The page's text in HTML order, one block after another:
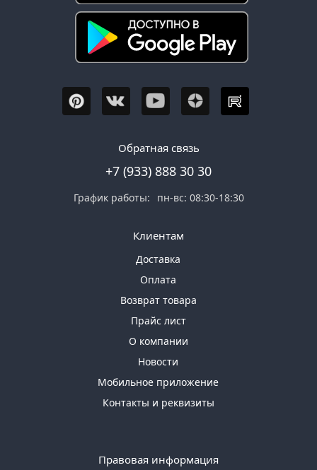
Обратная связь
+7 (933) 888 30 30
График работы: пн-вс: 08:30-18:30
Клиентам
Доставка
Оплата
Возврат товара
Прайс лист
О компании
Новости
Мобильное приложение
Контакты и реквизиты
Правовая информация